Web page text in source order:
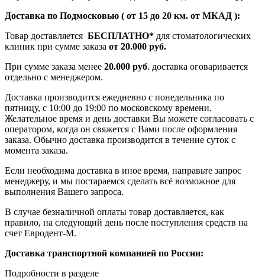
Доставка по Подмосковью ( от 15 до 20 км. от МКАД ):
Товар доставляется БЕСПЛАТНО* для стоматологических
клиник при сумме заказа от 20.000 руб.
При сумме заказа менее 20.000 руб. доставка оговаривается
отдельно с менеджером.
Доставка производится ежедневно с понедельника по
пятницу, с 10:00 до 19:00 по московскому времени.
Желательное время и день доставки Вы можете согласовать с
оператором, когда он свяжется с Вами после оформления
заказа. Обычно доставка производится в течение суток с
момента заказа.
Если необходима доставка в иное время, направьте запрос
менеджеру, и мы постараемся сделать всё возможное для
выполнения Вашего запроса.
В случае безналичной оплаты товар доставляется, как
правило, на следующий день после поступления средств на
счет Евродент-М.
Доставка транспортной компанией по России:
Подробности в разделе